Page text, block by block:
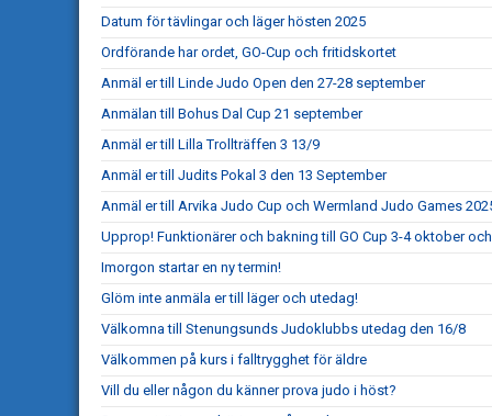
Datum för tävlingar och läger hösten 2025
Ordförande har ordet, GO-Cup och fritidskortet
Anmäl er till Linde Judo Open den 27-28 september
Anmälan till Bohus Dal Cup 21 september
Anmäl er till Lilla Trollträffen 3 13/9
Anmäl er till Judits Pokal 3 den 13 September
Anmäl er till Arvika Judo Cup och Wermland Judo Games
Upprop! Funktionärer och bakning till GO Cup 3-4 oktober
Imorgon startar en ny termin!
Glöm inte anmäla er till läger och utedag!
Välkomna till Stenungsunds Judoklubbs utedag den 16/8
Välkommen på kurs i falltrygghet för äldre
Vill du eller någon du känner prova judo i höst?